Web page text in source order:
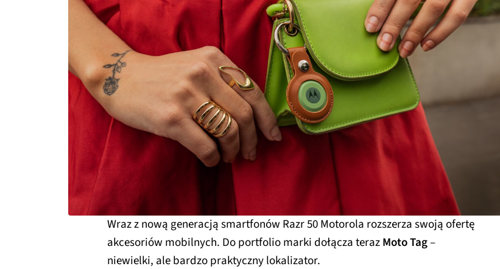
Wraz z nową generacją smartfonów Razr 50 Motorola rozszerza swoją ofertę
akcesoriów mobilnych. Do portfolio marki dołącza terazMoto Tag–
niewielki, ale bardzo praktyczny lokalizator.